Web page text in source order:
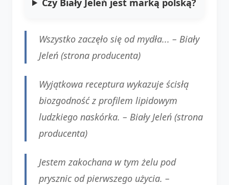
Wszystko zaczęło się od mydła... – Biały
Jeleń (strona producenta)
Wyjątkowa receptura wykazuje ścisłą
biozgodność z profilem lipidowym
ludzkiego naskórka. – Biały Jeleń (strona
producenta)
Jestem zakochana w tym żelu pod
prysznic od pierwszego użycia. –